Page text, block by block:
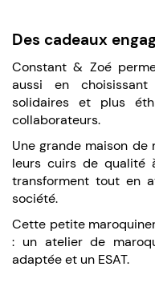
Des cadeaux
Constant & Zoé
aussi en
solidaires et plus
collaborateurs.
Une grande maison
leurs cuirs de qualité
transforment tout en
société.
Cette petite
: un atelier de
adaptée et un ESAT.